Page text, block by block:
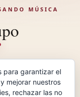
MÚSICA
empresas
Aragoneses con
y ofrecer
para garantizar el
mejorar nuestros
rechazar las no